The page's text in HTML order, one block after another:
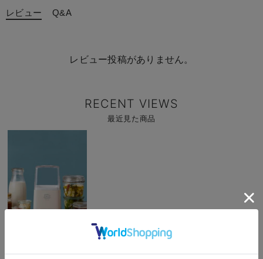
レビュー Q&A
レビュー投稿がありません。
RECENT VIEWS
最近見た商品
商
見
る
お気に入り商品を確認する